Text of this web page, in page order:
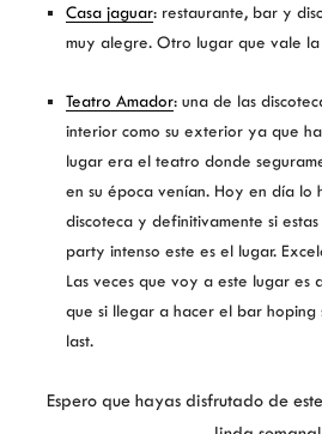
Casa jaguar: restaurante, bar y
muy alegre. Otro lugar que vale
Teatro Amador: una de las
interior como su exterior ya que
lugar era el teatro donde
en su época venían. Hoy en día lo
discoteca y definitivamente si
party intenso este es el lugar.
Las veces que voy a este lugar es
que si llegar a hacer el bar hoping
last.
Espero que hayas disfrutado de